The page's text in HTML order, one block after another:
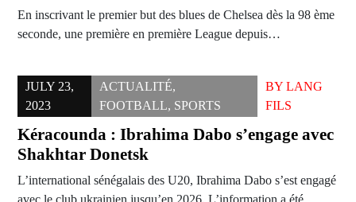
En inscrivant le premier but des blues de Chelsea dès la 98 ème
seconde, une première en première League depuis…
JULY 23,
2023
ACTUALITÉ,
FOOTBALL, SPORTS
BYLANG
FILS
Kéracounda : Ibrahima Dabo s’engage avec
Shakhtar Donetsk
L’international sénégalais des U20, Ibrahima Dabo s’est engagé